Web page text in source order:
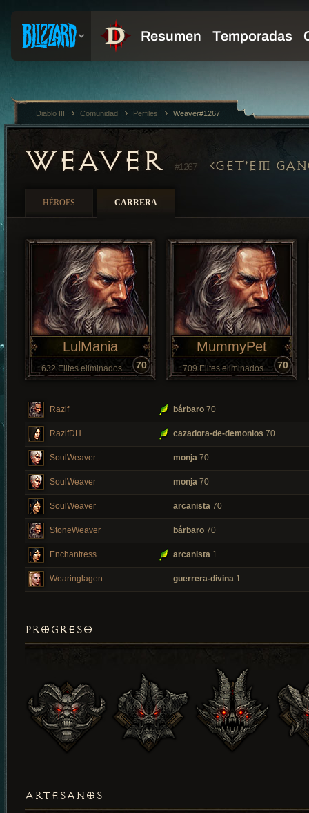
WEAVER #1267 GET'EM
HÉROES CARRERA
LulMania
632 Elites eliminados 70
MummyPet
709 Elites eliminados 70
Razif bárbaro 70
RazifDH cazadora-de-demonios 70
SoulWeaver monja 70
SoulWeaver monja 70
SoulWeaver arcanista 70
StoneWeaver bárbaro 70
Enchantress arcanista 1
Wearinglagen guerrera-divina 1
PROGRESO
ARTESANOS
Diablo III Comunidad Perfiles Weaver#1267